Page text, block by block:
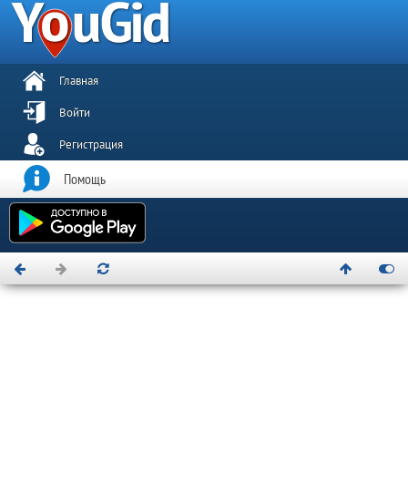
Главная
Войти
Регистрация
Помощь